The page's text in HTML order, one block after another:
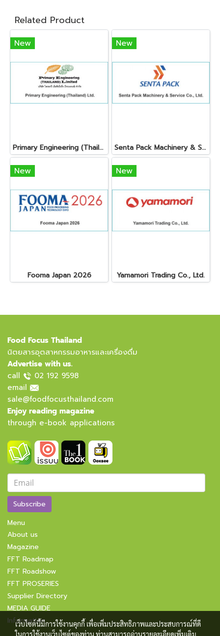
Related Product
New
Primary Engineering (Thailand) Ltd.
New
Senta Pack Machinery & Service Co., Ltd.
New
Fooma Japan 2026
New
Yamamori Trading Co., Ltd.
Food Focus Thailand
นิตยสารอุตสาหกรรมอาหารและเครื่องดื่ม
Advertise with us.
call
02 192 9598
email
sale@foodfocusthailand.com
Enjoy reading magazine
through e-book applications
Subscribe
Menu
About us
Magazine
FFT Roadmap
FFT Roadshow
FFT PROSERIES
Supplier Directory
MEDIA GUIDE
Information
เว็บไซต์นี้มีการใช้งานคุกกี้ เพื่อเพิ่มประสิทธิภาพและประสบการณ์ที่ดี
ในการใช้งานเว็บไซต์ของท่าน ท่านสามารถอ่านรายละเอียดเพิ่มเติม